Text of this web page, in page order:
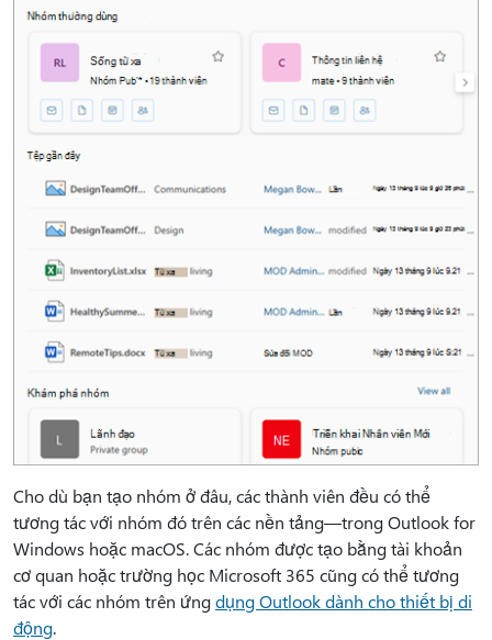
Cho dù bạn tạo nhóm ở đâu, các thành viên đều có thể
tương tác với nhóm đó trên các nền tảng—trong Outlook for
Windows hoặc macOS. Các nhóm được tạo bằng tài khoản
cơ quan hoặc trường học Microsoft 365 cũng có thể tương
tác với các nhóm trên ứngdụng Outlook dành cho thiết bị di
động.